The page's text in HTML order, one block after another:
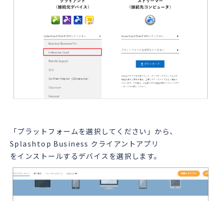
「プラットフォームを選択してください」から、
Splashtop Business クライアントアプリ
をインストールするデバイスを選択します。